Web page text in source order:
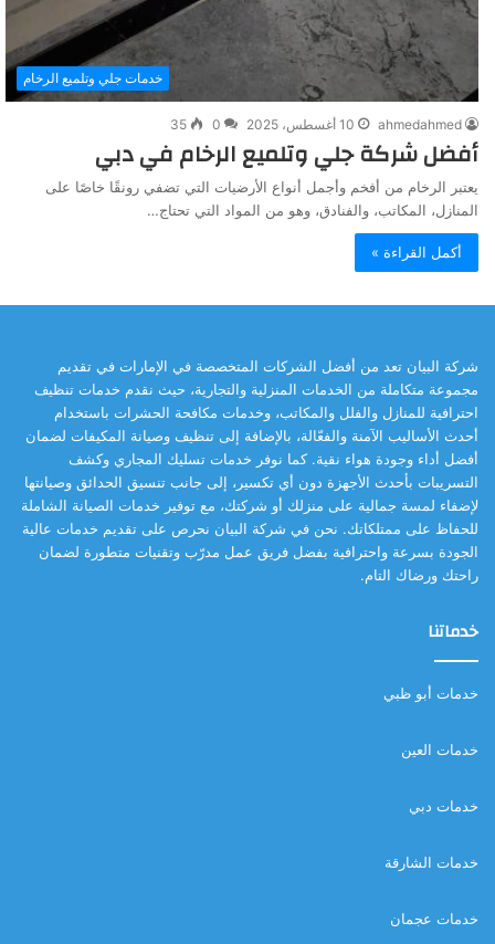
خدمات جلي وتلميع الرخام
ahmedahmed 10 أغسطس، 2025 0
35
أفضل شركة جلي وتلميع الرخام في دبي
يعتبر الرخام من أفخم وأجمل أنواع الأرضيات التي تضفي رونقًا خاصًا على
المنازل، المكاتب، والفنادق، وهو من المواد التي تحتاج…
أكمل القراءة »
شركة البيان تعد من أفضل الشركات المتخصصة في الإمارات في تقديم
مجموعة متكاملة من الخدمات المنزلية والتجارية، حيث نقدم خدمات تنظيف
احترافية للمنازل والفلل والمكاتب، وخدمات مكافحة الحشرات باستخدام
أحدث الأساليب الآمنة والفعّالة، بالإضافة إلى تنظيف وصيانة المكيفات لضمان
أفضل أداء وجودة هواء نقية. كما نوفر خدمات تسليك المجاري وكشف
التسريبات بأحدث الأجهزة دون أي تكسير، إلى جانب تنسيق الحدائق وصيانتها
لإضفاء لمسة جمالية على منزلك أو شركتك، مع توفير خدمات الصيانة الشاملة
للحفاظ على ممتلكاتك. نحن في شركة البيان نحرص على تقديم خدمات عالية
الجودة بسرعة واحترافية بفضل فريق عمل مدرّب وتقنيات متطورة لضمان
راحتك ورضاك التام.
خدماتنا
خدمات أبو ظبي
خدمات العين
خدمات دبي
خدمات الشارقة
خدمات عجمان